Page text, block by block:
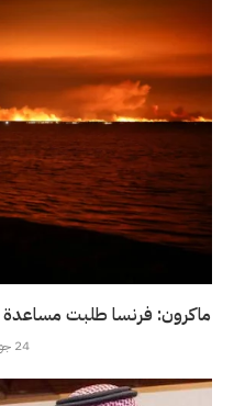
ماكرون: فرنسا طلبت مساعدة
24 جويلية، 2026